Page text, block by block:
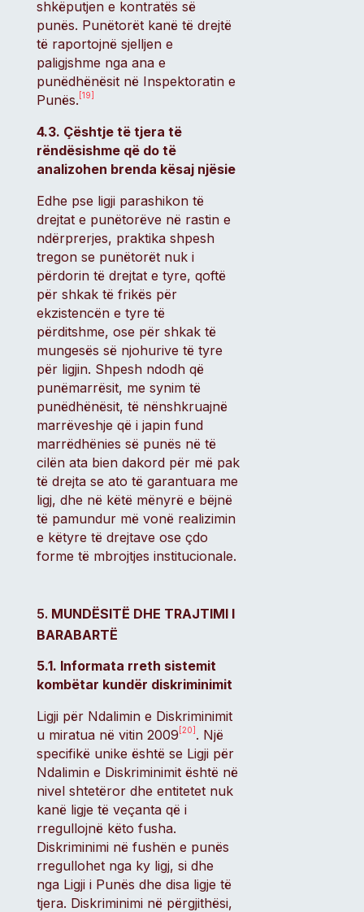
shkëputjen e kontratës së
punës. Punëtorët kanë të drejtë
të raportojnë sjelljen e
paligjshme nga ana e
punëdhënësit në Inspektoratin e
Punës. [19]
4.3. Çështje të tjera të
rëndësishme që do të
analizohen brenda kësaj njësie
Edhe pse ligji parashikon të
drejtat e punëtorëve në rastin e
ndërprerjes, praktika shpesh
tregon se punëtorët nuk i
përdorin të drejtat e tyre, qoftë
për shkak të frikës për
ekzistencën e tyre të
përditshme, ose për shkak të
mungesës së njohurive të tyre
për ligjin. Shpesh ndodh që
punëmarrësit, me synim të
punëdhënësit, të nënshkruajnë
marrëveshje që i japin fund
marrëdhënies së punës në të
cilën ata bien dakord për më pak
të drejta se ato të garantuara me
ligj, dhe në këtë mënyrë e bëjnë
të pamundur më vonë realizimin
e këtyre të drejtave ose çdo
forme të mbrojtjes institucionale.
MUNDËSITË DHE TRAJTIMI I
BARABARTË
5.1. Informata rreth sistemit
kombëtar kundër diskriminimit
Ligji për Ndalimin e Diskriminimit
u miratua në vitin 2009 [20] . Një
specifikë unike është se Ligji për
Ndalimin e Diskriminimit është në
nivel shtetëror dhe entitetet nuk
kanë ligje të veçanta që i
rregullojnë këto fusha.
Diskriminimi në fushën e punës
rregullohet nga ky ligj, si dhe
nga Ligji i Punës dhe disa ligje të
tjera. Diskriminimi në përgjithësi,